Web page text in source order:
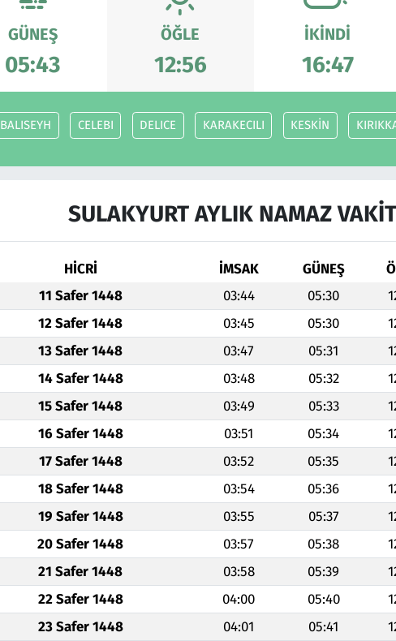
GÜNEŞ
05:43
ÖĞLE
12:56
İKINDI
16:47
BALISEYH CELEBI DELICE KARAKECILI KESKİN
SULAKYURT AYLIK NAMAZ
HİCRİ İMSAK GÜNEŞ
11 Safer 1448 03:44 05:30
12 Safer 1448 03:45 05:30
13 Safer 1448 03:47 05:31
14 Safer 1448 03:48 05:32
15 Safer 1448 03:49 05:33
16 Safer 1448 03:51 05:34
17 Safer 1448 03:52 05:35
18 Safer 1448 03:54 05:36
19 Safer 1448 03:55 05:37
20 Safer 1448 03:57 05:38
21 Safer 1448 03:58 05:39
22 Safer 1448 04:00 05:40
23 Safer 1448 04:01 05:41